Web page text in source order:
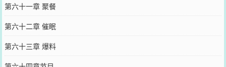
第六十一章 聚餐
第六十二章 催眠
第六十三章 爆料